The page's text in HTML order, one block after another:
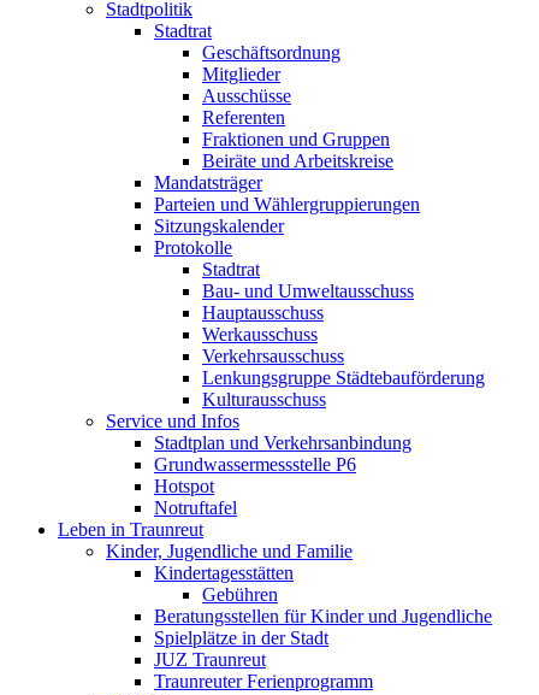
Stadtpolitik
Stadtrat
Geschäftsordnung
Mitglieder
Ausschüsse
Referenten
Fraktionen und Gruppen
Beiräte und Arbeitskreise
Mandatsträger
Parteien und Wählergruppierungen
Sitzungskalender
Protokolle
Stadtrat
Bau- und Umweltausschuss
Hauptausschuss
Werkausschuss
Verkehrsausschuss
Lenkungsgruppe Städtebauförderung
Kulturausschuss
Service und Infos
Stadtplan und Verkehrsanbindung
Grundwassermessstelle P6
Hotspot
Notruftafel
Leben in Traunreut
Kinder, Jugendliche und Familie
Kindertagesstätten
Gebühren
Beratungsstellen für Kinder und Jugendliche
Spielplätze in der Stadt
JUZ Traunreut
Traunreuter Ferienprogramm